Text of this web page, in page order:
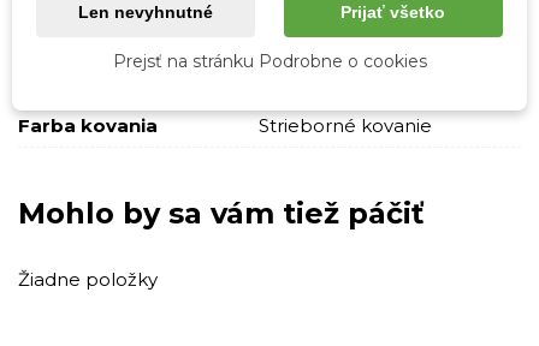
Casual
Farba kovania
Strieborné kovanie
Mohlo by sa vám tiež páčiť
Žiadne položky
Len nevyhnutné Prijať všetko
Prejsť na stránku Podrobne o cookies